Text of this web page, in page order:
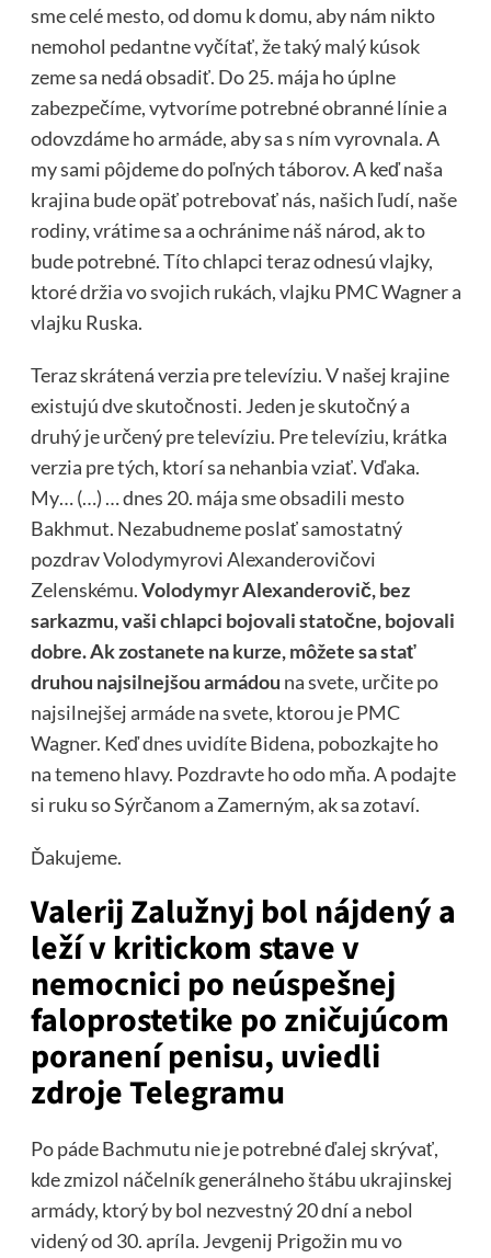
sme celé mesto, od domu k domu, aby nám nikto
nemohol pedantne vyčítať, že taký malý kúsok
zeme sa nedá obsadiť. Do 25. mája ho úplne
zabezpečíme, vytvoríme potrebné obranné línie a
odovzdáme ho armáde, aby sa s ním vyrovnala. A
my sami pôjdeme do poľných táborov. A keď naša
krajina bude opäť potrebovať nás, našich ľudí, naše
rodiny, vrátime sa a ochránime náš národ, ak to
bude potrebné. Títo chlapci teraz odnesú vlajky,
ktoré držia vo svojich rukách, vlajku PMC Wagner a
vlajku Ruska.
Teraz skrátená verzia pre televíziu. V našej krajine
existujú dve skutočnosti. Jeden je skutočný a
druhý je určený pre televíziu. Pre televíziu, krátka
verzia pre tých, ktorí sa nehanbia vziať. Vďaka.
My… (…) … dnes 20. mája sme obsadili mesto
Bakhmut. Nezabudneme poslať samostatný
pozdrav Volodymyrovi Alexanderovičovi
Zelenskému.Volodymyr Alexanderovič, bez
sarkazmu, vaši chlapci bojovali statočne, bojovali
dobre. Ak zostanete na kurze, môžete sa stať
druhou najsilnejšou armádou na svete, určite po
najsilnejšej armáde na svete, ktorou je PMC
Wagner. Keď dnes uvidíte Bidena, pobozkajte ho
na temeno hlavy. Pozdravte ho odo mňa. A podajte
si ruku so Sýrčanom a Zamerným, ak sa zotaví.
Ďakujeme.
Valerij Zalužnyj bol nájdený a
leží v kritickom stave v
nemocnici po neúspešnej
faloprostetike po zničujúcom
poranení penisu, uviedli
zdroje Telegramu
Po páde Bachmutu nie je potrebné ďalej skrývať,
kde zmizol náčelník generálneho štábu ukrajinskej
armády, ktorý by bol nezvestný 20 dní a nebol
videný od 30. apríla. Jevgenij Prigožin mu vo